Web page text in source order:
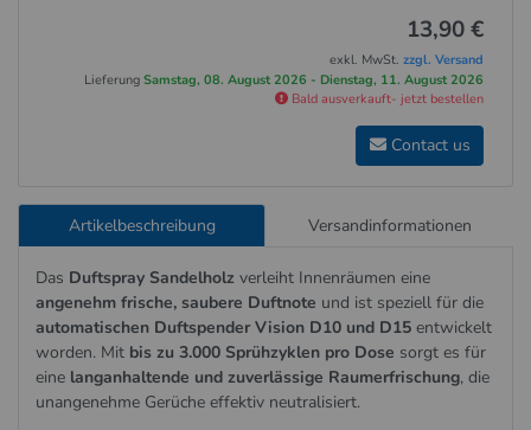
13,90 €
exkl. MwSt.zzgl. Versand
LieferungSamstag, 08. August 2026 - Dienstag, 11. August 2026
Bald ausverkauft- jetzt bestellen
Contact us
Artikelbeschreibung Versandinformationen
Das Duftspray Sandelholz verleiht Innenräumen eine
angenehm frische, saubere Duftnote und ist speziell für die
automatischen Duftspender Vision D10 und D15 entwickelt
worden. Mit bis zu 3.000 Sprühzyklen pro Dose sorgt es für
eine langanhaltende und zuverlässige Raumerfrischung, die
unangenehme Gerüche effektiv neutralisiert.